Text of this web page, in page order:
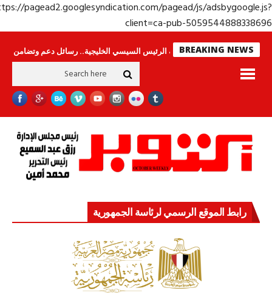
https://pagead2.googlesyndication.com/pagead/js/
client=ca-pub-
BREAKING NEWS
ينامون جولة الرئيس السيسي الخليجية.. رسائل دعم وتضامن للأشقاء
رابط الموقع الرسمي لرئاسة الجمهورية